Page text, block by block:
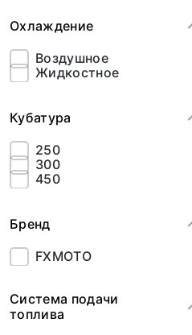
ZS194MQ (NC450)
Охлаждение
Воздушное
Жидкостное
Кубатура
250
300
450
Бренд
FXMOTO
Система подачи
топлива